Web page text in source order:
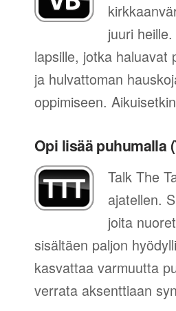
juuri
lapsille, jotka haluavat
ja hulvattoman
oppimiseen.
Opi lisää puhumalla
Talk The
ajatellen.
joita
sisältäen paljon
kasvattaa varmuutta
verrata aksenttiaan